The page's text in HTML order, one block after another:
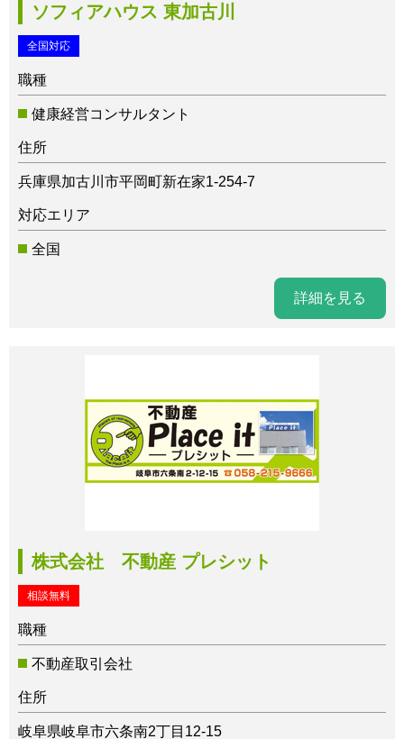
ソフィアハウス 東加古川
全国対応
職種
健康経営コンサルタント
住所
兵庫県加古川市平岡町新在家1-254-7
対応エリア
全国
詳細を見る
株式会社 不動産 プレシット
相談無料
職種
不動産取引会社
住所
岐阜県岐阜市六条南2丁目12-15